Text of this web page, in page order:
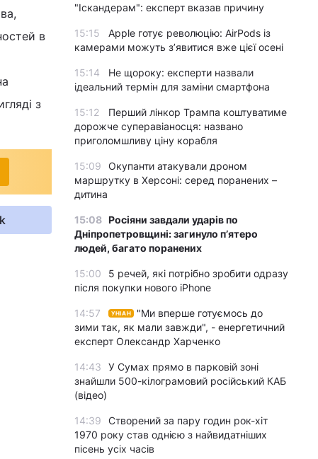
в
з
"Іскандерам": експерт вказав причину
15:15
Apple готує революцію: AirPods із
камерами можуть з’явитися вже цієї осені
15:14
Не щороку: експерти назвали
ідеальний термін для заміни смартфона
15:12
Перший лінкор Трампа коштуватиме
дорожче суперавіаносця: названо
приголомшливу ціну корабля
15:09
Окупанти атакували дроном
маршрутку в Херсоні: серед поранених –
дитина
15:08 Росіяни завдали ударів по
Дніпропетровщині: загинуло пʼятеро
людей, багато поранених
15:00
5 речей, які потрібно зробити одразу
після покупки нового iPhone
14:57 УНІАН
"Ми вперше готуємось до
зими так, як мали завжди", - енергетичний
експерт Олександр Харченко
14:43
У Сумах прямо в парковій зоні
знайшли 500-кілограмовий російський КАБ
(відео)
14:39
Створений за пару годин рок-хіт
1970 року став однією з найвидатніших
пісень усіх часів